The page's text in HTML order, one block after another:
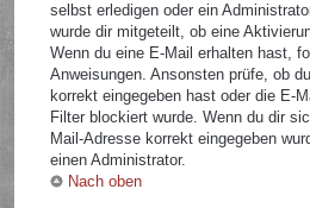
selbst erledigen oder ein
wurde dir mitgeteilt, ob eine
Wenn du eine E-Mail erhalten hast,
Anweisungen. Ansonsten prüfe, ob
korrekt eingegeben hast oder die E-
Filter blockiert wurde. Wenn du dir
Mail-Adresse korrekt eingegeben
einen Administrator.
Nach oben